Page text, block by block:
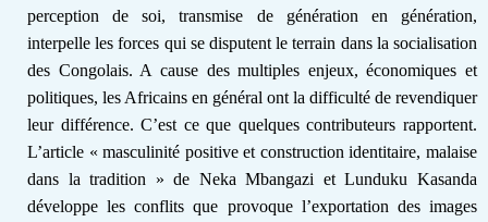
perception de soi, transmise de génération en génération,
interpelle les forces qui se disputent le terrain dans la socialisation
des Congolais. A cause des multiples enjeux, économiques et
politiques, les Africains en général ont la difficulté de revendiquer
leur différence. C’est ce que quelques contributeurs rapportent.
L’article « masculinité positive et construction identitaire, malaise
dans la tradition »de Neka Mbangazi et Lunduku Kasanda
développe les conflits que provoque l’exportation des images